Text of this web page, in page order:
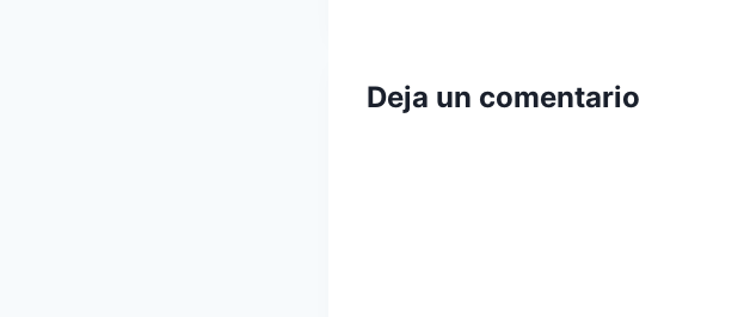
Deja un comentario